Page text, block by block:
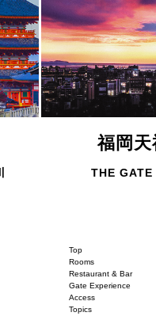
福岡
THE
Top
Rooms
Restaurant & Bar
Gate Experience
Access
Topics